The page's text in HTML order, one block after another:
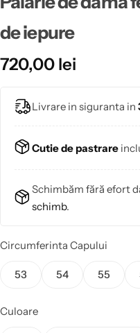
de iepure
720,00 lei
Livrare in siguranta in
Cutie de pastrare
Schimbăm fără efort
schimb.
Circumferinta Capului
53 54 55
Culoare